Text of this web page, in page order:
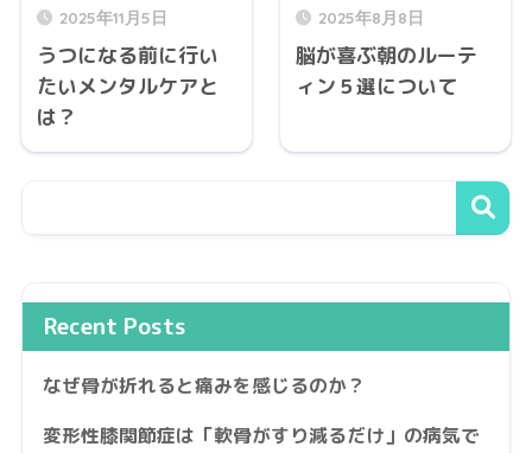
2025年11月5日
うつになる前に行い
たいメンタルケアと
は？
2025年8月8日
脳が喜ぶ朝のルーテ
ィン５選について
Recent Posts
なぜ骨が折れると痛みを感じるのか？
変形性膝関節症は「軟骨がすり減るだけ」の病気で